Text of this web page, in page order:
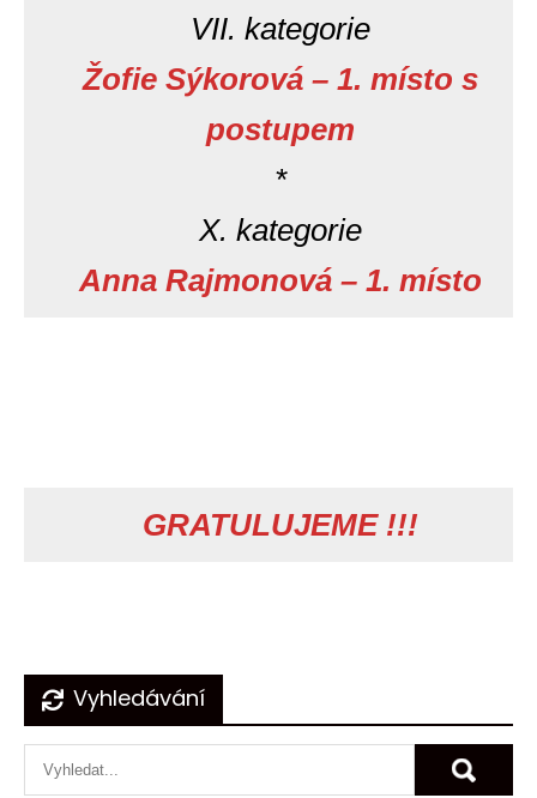
VII. kategorie
Žofie Sýkorová – 1. místo s
postupem
*
X. kategorie
Anna Rajmonová – 1. místo
GRATULUJEME !!!
Navigace
pro
příspěvek
Vyhledávání